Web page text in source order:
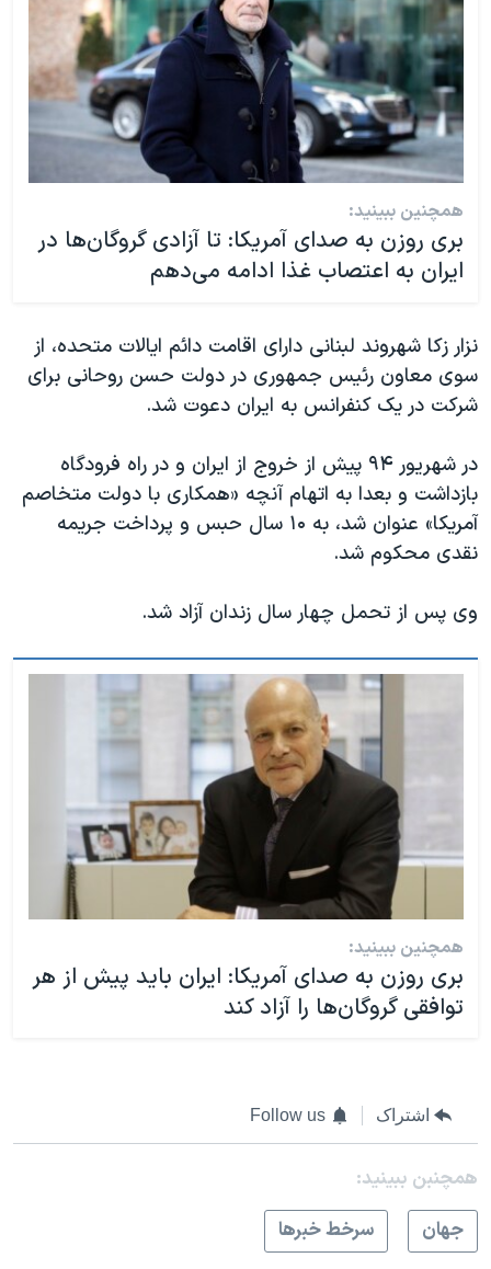
همچنین ببینید:
بری روزن به صدای آمریکا: تا آزادی گروگان‌ها در
ایران به اعتصاب غذا ادامه می‌دهم
نزار زکا شهروند لبنانی دارای اقامت دائم ایالات متحده، از
سوی معاون رئیس جمهوری در دولت حسن روحانی برای
شرکت در یک کنفرانس به ایران دعوت شد.
در شهریور ۹۴ پیش از خروج از ایران و در راه فرودگاه
بازداشت و بعدا به اتهام آنچه «همکاری با دولت متخاصم
آمریکا» عنوان شد، به ۱۰ سال حبس و پرداخت جریمه
نقدی محکوم شد.
وی پس از تحمل چهار سال زندان آزاد شد.
همچنین ببینید:
بری روزن به صدای آمریکا: ایران باید پیش از هر
توافقی گروگان‌ها را آزاد کند
اشتراک Follow us
همچنبن ببینید:
جهان
سرخط خبرها